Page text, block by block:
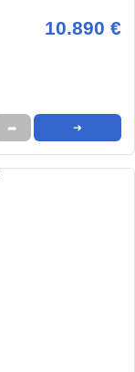
10.890 €
➦ ➜